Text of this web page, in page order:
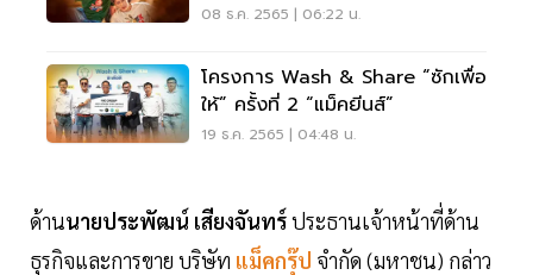
08 ธ.ค. 2565 | 06:22 น.
โครงการ Wash & Share “ซักเพื่อ
ให้” ครั้งที่ 2 “แม็คยีนส์”
19 ธ.ค. 2565 | 04:48 น.
ด้านนายประพัฒน์ เสียงจันทร์ประธานเจ้าหน้าที่ด้าน
ธุรกิจและการขาย บริษัท แม็คกรุ๊ป จำกัด (มหาชน) กล่าว